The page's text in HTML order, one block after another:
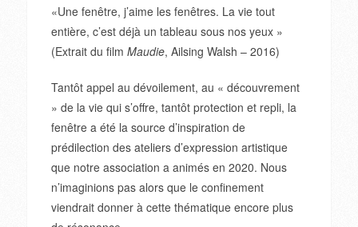
«Une fenêtre, j’aime les fenêtres. La vie tout
entière, c’est déjà un tableau sous nos yeux »
(Extrait du film Maudie, Ailsing Walsh – 2016)
Tantôt appel au dévoilement, au « découvrement
» de la vie qui s’offre, tantôt protection et repli, la
fenêtre a été la source d’inspiration de
prédilection des ateliers d’expression artistique
que notre association a animés en 2020. Nous
n’imaginions pas alors que le confinement
viendrait donner à cette thématique encore plus